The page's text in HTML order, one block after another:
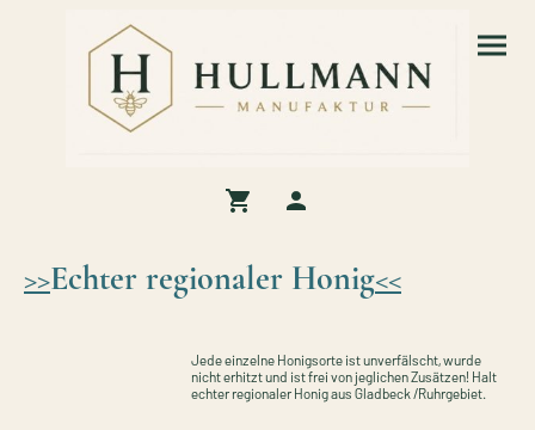
>>Echter regionaler Honig<<
Jede einzelne Honigsorte ist unverfälscht, wurde
nicht erhitzt und ist frei von jeglichen Zusätzen! Halt
echter regionaler Honig aus Gladbeck /Ruhrgebiet.